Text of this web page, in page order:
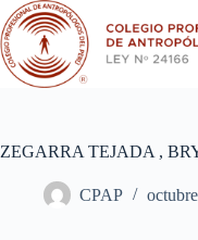
Saltar
al
contenido
ZEGARRA TEJADA ,
CPAP